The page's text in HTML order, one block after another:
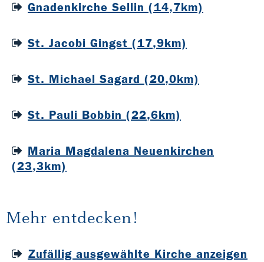
Gnadenkirche Sellin (14,7km)
St. Jacobi Gingst (17,9km)
St. Michael Sagard (20,0km)
St. Pauli Bobbin (22,6km)
Maria Magdalena Neuenkirchen
(23,3km)
Mehr entdecken!
Zufällig ausgewählte Kirche anzeigen